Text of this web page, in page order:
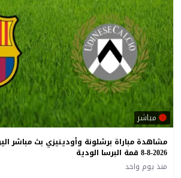
مباشر
مشاهدة مباراة برشلونة وأودينيزي بث مباشر
8-8-2026 قمة البرسا الودية
منذ يوم واحد